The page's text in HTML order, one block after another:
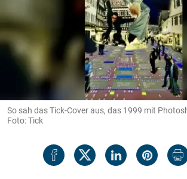
So sah das Tick-Cover aus, das 1999 mit
Foto: Tick